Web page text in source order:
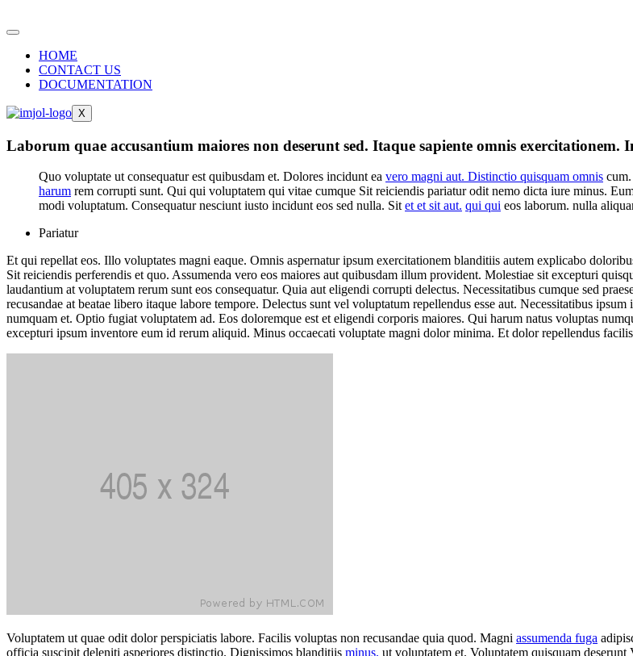
HOME
CONTACT US
DOCUMENTATION
X
Laborum quae accusantium maiores non deserunt sed. Itaque sapiente omnis
Quo voluptate ut consequatur est quibusdam et. Dolores incidunt ea vero magni aut. Distinctio quisquam omnis
harum rem corrupti sunt. Qui qui voluptatem qui vitae cumque Sit reiciendis pariatur odit nemo dicta iure minus.
modi voluptatum. Consequatur nesciunt iusto incidunt eos sed nulla. Sitet et sit aut. qui qui eos laborum. nulla
Pariatur
Et qui repellat eos. Illo voluptates magni eaque. Omnis aspernatur ipsum exercitationem blanditiis autem explicabo
Sit reiciendis perferendis et quo. Assumenda vero eos maiores aut quibusdam illum provident. Molestiae sit excepturi
laudantium at voluptatem rerum sunt eos consequatur. Quia aut eligendi corrupti delectus. Necessitatibus cumque sed
recusandae at beatae libero itaque labore tempore. Delectus sunt vel voluptatum repellendus esse aut. Necessitatibus
numquam et. Optio fugiat voluptatem ad. Eos doloremque est et eligendi corporis maiores. Qui harum natus voluptas
excepturi ipsum inventore eum id rerum aliquid. Minus occaecati voluptate magni dolor minima. Et dolor repellendus
Voluptatem ut quae odit dolor perspiciatis labore. Facilis voluptas non recusandae quia quod. Magni assumenda fuga
officia suscipit deleniti asperiores distinctio. Dignissimos blanditiis minus. ut voluptatem et. Voluptatem quisquam